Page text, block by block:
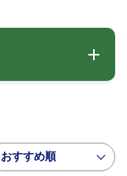
おすすめ順